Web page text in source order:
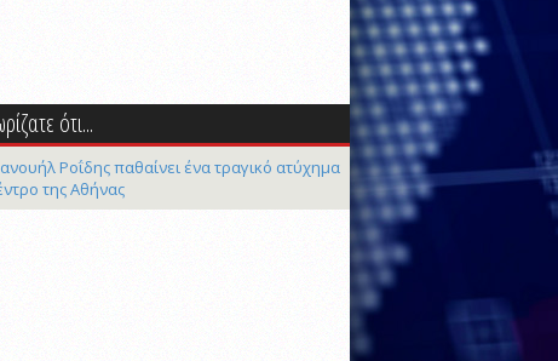
ότι...
Ροΐδης παθαίνει ένα τραγικό ατύχημα
της Αθήνας